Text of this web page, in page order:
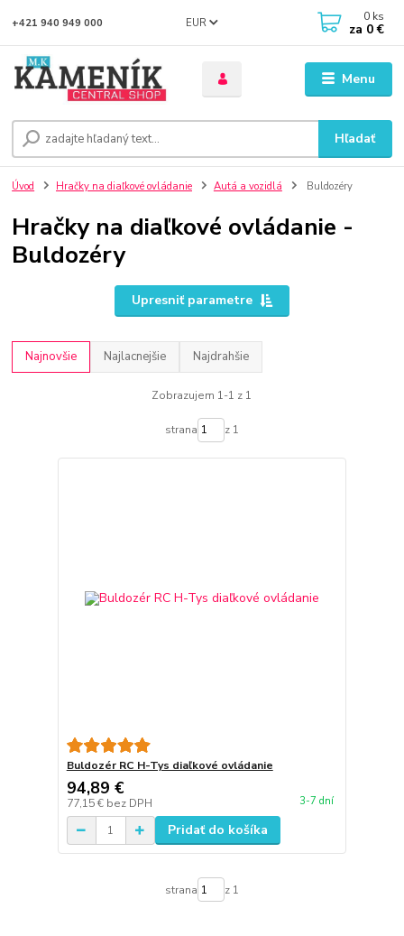
Menu
EUR
Hľadať
+421 940 949 000 0 ks
za 0 €
Úvod Hračky na diaľkové ovládanie Autá a vozidlá Buldozéry
Hračky na diaľkové ovládanie -
Buldozéry
Upresniť parametre
Najnovšie Najlacnejšie Najdrahšie
Zobrazujem 1-1 z 1
strana z 1
Buldozér RC H-Tys diaľkové ovládanie
94,89 €
77,15 € bez DPH 3-7 dní
Pridať do košíka
strana z 1